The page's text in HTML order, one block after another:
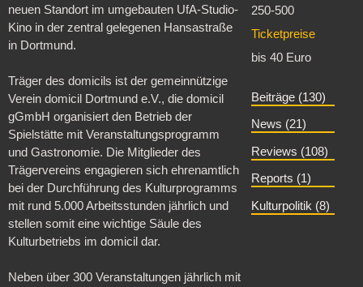
neuen Standort im umgebauten UfA-Studio-
Kino in der zentral gelegenen Hansastraße
in Dortmund.
Träger des domicils ist der gemeinnützige
Verein domicil Dortmund e.V., die domicil
gGmbH organisiert den Betrieb der
Spielstätte mit Veranstaltungsprogramm
und Gastronomie. Die Mitglieder des
Trägervereins engagieren sich ehrenamtlich
bei der Durchführung des Kulturprogramms
mit rund 5.000 Arbeitsstunden jährlich und
stellen somit eine wichtige Säule des
Kulturbetriebs im domicil dar.
Neben über 300 Veranstaltungen jährlich mit
250-500
Ticketpreise
bis 40 Euro
Beiträge (130)
News (21)
Reviews (108)
Reports (1)
Kulturpolitik (8)